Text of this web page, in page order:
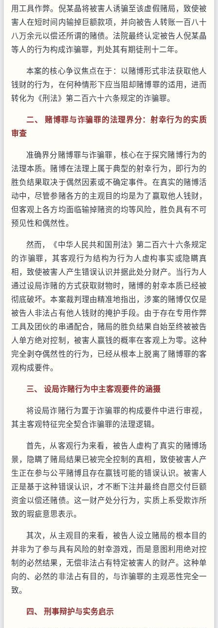
用工具作弊。倪某晶将被害人诱骗至该虚假赌局，致使被
害人在短时间内输掉巨额款项，并向被告人转账一百八十
八万余元以偿还所谓的赌债。法院最终认定被告人倪某晶
等人的行为构成诈骗罪，判处其有期徒刑十二年。
本案的核心争议焦点在于：以赌博形式非法获取他人
钱财的行为，在何种情形下应当阻却赌博罪的适用，进而
转化为《刑法》第二百六十六条规定的诈骗罪。
二、 赌博罪与诈骗罪的法理界分：射幸行为的实质
审查
准确界分赌博罪与诈骗罪，核心在于探究赌博行为的
法理本质。赌博在法理上属于典型的射幸行为，即行为的
胜负结果取决于偶然因素或不确定事件。在真实的赌博活
动中，尽管参赌各方的主观目的均是为了赢取他人钱财，
但客观上各方均面临输掉赌资的均等风险，胜负具有不可
预见性和偶然性。
然而，《中华人民共和国刑法》第二百六十六条规定
的诈骗罪，其客观行为结构为行为人虚构事实或隐瞒真
相，致使被害人产生错误认识并据此处分财产。当行为人
通过设局诈赌的方式获取财物时，赌博的射幸本质已经被
彻底破坏。本案裁判理由精准地指出，涉案的赌博仅仅是
被告人非法占有他人钱财的掩护手段。由于存在专用作弊
工具及团伙的串通配合，赌局的胜负结果自始至终被被告
人单方绝对控制，被害人赢钱的概率在客观上为零。这种
完全剥夺偶然性的行为，已经从根本上脱离了赌博罪的客
观构成要件。
三、 设局诈赌行为中主客观要件的涵摄
将设局诈赌行为置于诈骗罪的构成要件中进行审视，
其主客观特征完全契合诈骗罪的法理逻辑。
首先，从客观行为来看，被告人虚构了真实的赌博场
景，隐瞒了赌局结果已被完全控制的真相，致使被害人产
生正在参与公平赌博且存在赢钱可能的错误认识。被害人
正是基于这种错误认识，才不断下注并最终自愿交付巨额
资金以偿还赌债。这一财产处分行为，实质上系受欺诈所
致的瑕疵意思表示。
其次，从主观目的来看，被告人设立赌局的根本目的
并非为了参与具有风险的射幸游戏，而是意图利用绝对控
制的必然结果，无偿非法占有特定被害人的财产。这种单
向的、必然的非法占有目的，与诈骗罪的主观恶性完全一
致。
四、 刑事辩护与实务启示